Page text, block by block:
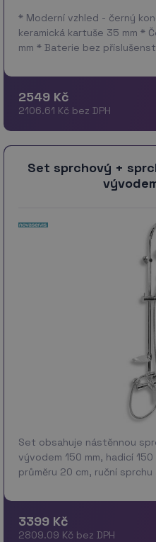
* Moderní vzhled - černý
keramická kartuše 35 mm *
mm * Baterie bez
2549 Kč
2106.61 Kč bez DPH
Set sprchový +
Set obsahuje nástěnnou
vývodem 150 mm, hadicí
průměru 20 cm, ruční
3399 Kč
2809.09 Kč bez DPH